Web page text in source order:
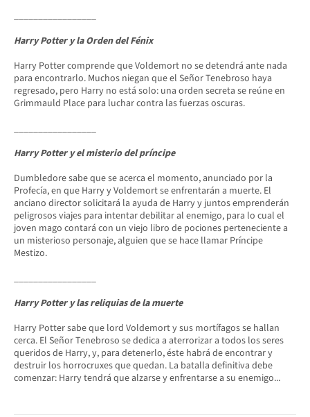
Harry Potter y la Orden del Fénix
Harry Potter comprende que Voldemort no se detendrá ante nada
para encontrarlo. Muchos niegan que el Señor Tenebroso haya
regresado, pero Harry no está solo: una orden secreta se reúne en
Grimmauld Place para luchar contra las fuerzas oscuras.
Harry Potter y el misterio del príncipe
Dumbledore sabe que se acerca el momento, anunciado por la
Profecía, en que Harry y Voldemort se enfrentarán a muerte. El
anciano director solicitará la ayuda de Harry y juntos emprenderán
peligrosos viajes para intentar debilitar al enemigo, para lo cual el
joven mago contará con un viejo libro de pociones perteneciente a
un misterioso personaje, alguien que se hace llamar Príncipe
Mestizo.
Harry Potter y las reliquias de la muerte
Harry Potter sabe que lord Voldemort y sus mortífagos se hallan
cerca. El Señor Tenebroso se dedica a aterrorizar a todos los seres
queridos de Harry, y, para detenerlo, éste habrá de encontrar y
destruir los horrocruxes que quedan. La batalla definitiva debe
comenzar: Harry tendrá que alzarse y enfrentarse a su enemigo...